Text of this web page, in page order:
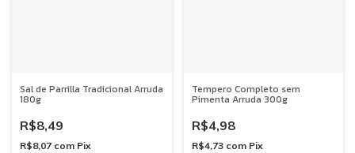
Sal de Parrilla Tradicional Arruda
180g
R$8,49
R$8,07 com Pix
Tempero Completo sem
Pimenta Arruda 300g
R$4,98
R$4,73 com Pix